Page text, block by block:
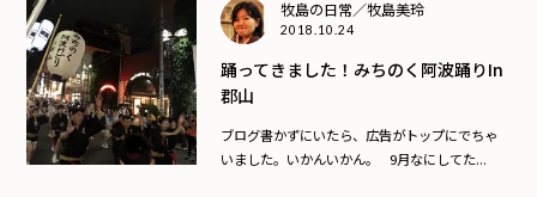
牧島の日常／牧島美玲
2018.10.24
踊ってきました！みちのく阿波踊りin
郡山
ブログ書かずにいたら、広告がトップにでちゃ
いました。いかんいかん。 9月なにしてた...